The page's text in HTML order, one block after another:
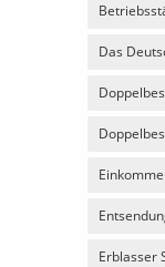
Das
Erblasser